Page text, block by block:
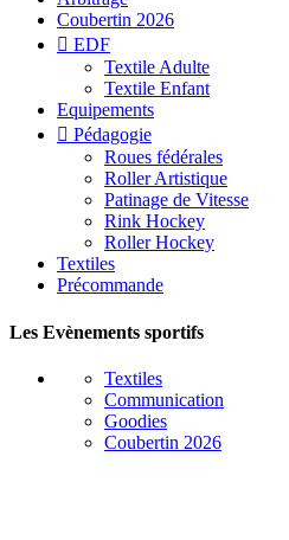
Coubertin 2026
 EDF
Textile Adulte
Textile Enfant
Equipements
 Pédagogie
Roues fédérales
Roller Artistique
Patinage de Vitesse
Rink Hockey
Roller Hockey
Textiles
Précommande
Les Evènements sportifs
Textiles
Communication
Goodies
Coubertin 2026